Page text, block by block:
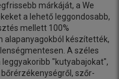
márkáját, a We
a lehető leggondosabb,
mellett 100%
alapanyagokból készítették,
A széles
"kutyabajokat",
szőr-